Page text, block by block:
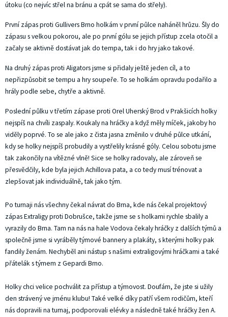
útoku (co nejvíc střel na bránu a cpát se sama do střely).
První zápas proti Gullivers Brno holkám v první půlce naháněl hrůzu. Šly do
zápasu s velkou pokorou, ale po první gólu se jejich přístup zcela otočil a
začaly se aktivně dostávat jak do tempa, tak i do hry jako takové.
Na druhý zápas proti Aligators jsme si přidaly ještě jeden cíl, a to
nepřizpůsobit se tempu a hry soupeře. To se holkám opravdu podařilo a
hrály podle sebe, chytře a aktivně.
Poslední půlku v třetím zápase proti Orel Uherský Brod v Prakšicích holky
nejspíš na chvíli zaspaly. Koukaly na hráčky a když měly míček, jakoby ho
viděly poprvé. To se ale jako z čista jasna změnilo v druhé půlce utkání,
kdy se holky nejspíš probudily a vystřelily krásné góly. Celou sobotu jsme
tak zakončily na vítězné vlně! Sice se holky radovaly, ale zároveň se
přesvědčily, kde byla jejich Achillova pata, a co tedy musí trénovat a
zlepšovat jak individuálně, tak jako tým.
Po turnaji nás všechny čekal návrat do Brna, kde nás čekal projektový
zápas Extraligy proti Dobrušce, takže jsme se s holkami rychle sbalily a
vyrazily do Brna. Tam na nás na hale Vodova čekaly hráčky z dalších týmů a
společně jsme si vyráběly týmové bannery a plakáty, s kterými holky pak
fandily ženám. Nechyběl ani nástup s našimi extraligovými hráčkami a také
přátelák s týmem z Gepardi Brno.
Holky chci velice pochválit za přístup a týmovost. Doufám, že jste si užily
den strávený ve jménu klubu! Také velké díky patří všem rodičům, kteří
nás dopravili na turnaj, podporovali elévky a následně také hráčky žen A.